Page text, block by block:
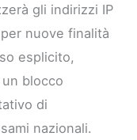
gli indirizzi IP
nuove finalità
esplicito,
blocco
di
nazionali.